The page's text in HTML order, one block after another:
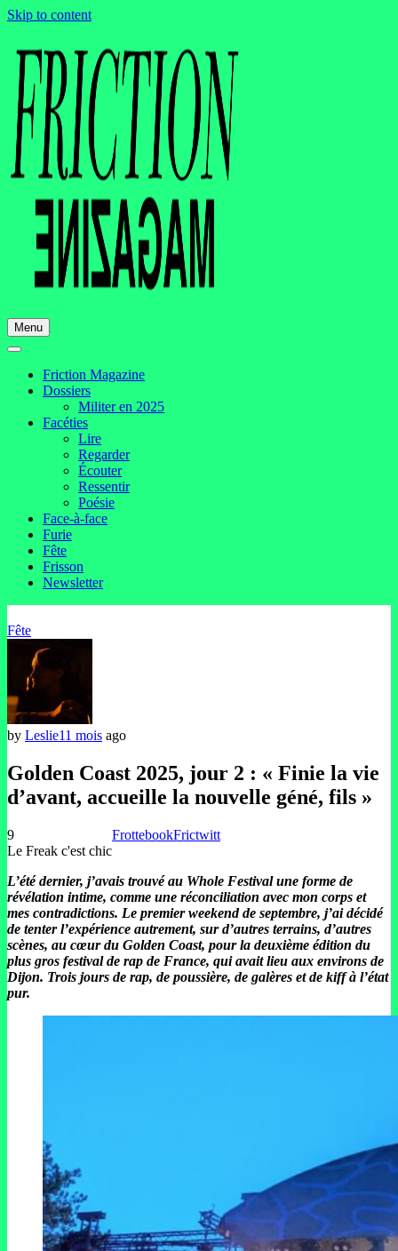
Skip to content
Menu
Friction Magazine
Dossiers
Militer en 2025
Facéties
Lire
Regarder
Écouter
Ressentir
Poésie
Face-à-face
Furie
Fête
Frisson
Newsletter
Fête
by Leslie11 mois ago
Golden Coast 2025, jour 2 : « Finie la vie
d’avant, accueille la nouvelle géné, fils »
9
Le Freak c'est chic
FrottebookFrictwitt
L’été dernier, j’avais trouvé au Whole Festival une forme de
révélation intime, comme une réconciliation avec mon corps et
mes contradictions. Le premier weekend de septembre, j’ai décidé
de tenter l’expérience autrement, sur d’autres terrains, d’autres
scènes, au cœur du Golden Coast, pour la deuxième édition du
plus gros festival de rap de France, qui avait lieu aux environs de
Dijon. Trois jours de rap, de poussière, de galères et de kiff à l’état
pur.